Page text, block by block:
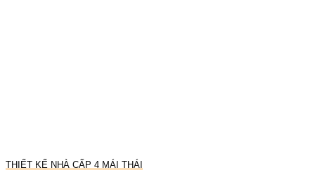
THIẾT KẾ NHÀ CẤP 4 MÁI THÁI